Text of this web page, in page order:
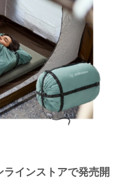
ラインストアで発売開